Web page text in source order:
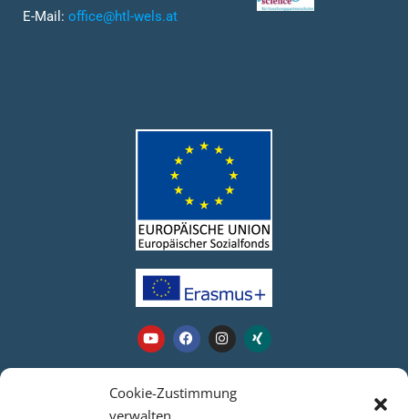
Cookie-Zustimmung
verwalten
E-Mail: office@htl-wels.at